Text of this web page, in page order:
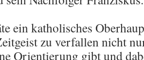
ein katholisches
zu verfallen nicht
Orientierung gibt und